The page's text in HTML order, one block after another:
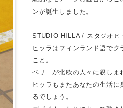
ンが誕生しました。
STUDIO HILLA / スタジオヒ
ヒッラはフィンランド語でク
こと。
ベリーが北欧の人々に親しま
ヒッラもまたあなたの生活に
るでしょう。